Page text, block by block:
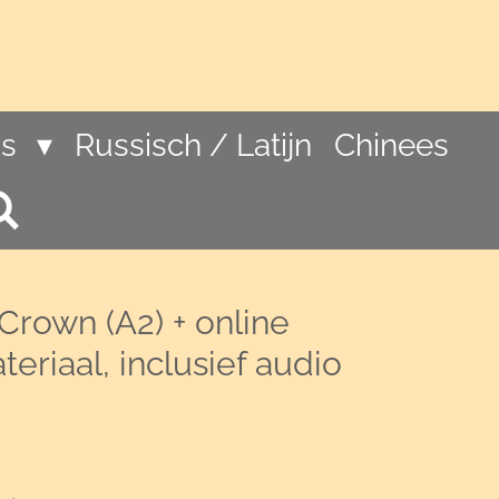
Russisch / Latijn Chinees
(A2) + online
inclusief audio